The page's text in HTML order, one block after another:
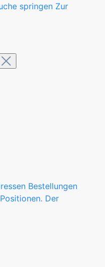
springen Zur
Bestellungen
Der